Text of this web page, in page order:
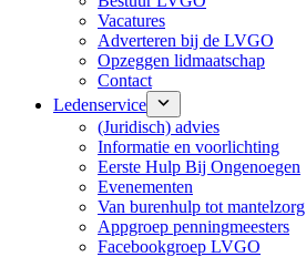
Vacatures
Adverteren bij de LVGO
Opzeggen lidmaatschap
Contact
Ledenservice
(Juridisch) advies
Informatie en voorlichting
Eerste Hulp Bij Ongenoegen
Evenementen
Van burenhulp tot mantelzorg
Appgroep penningmeesters
Facebookgroep LVGO